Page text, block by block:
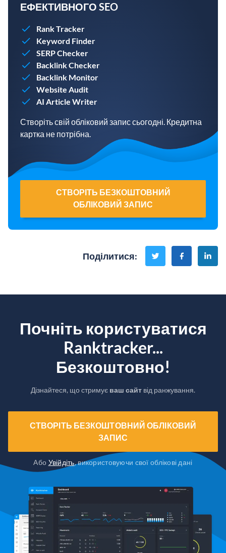
ЕФЕКТИВНОГО SEO
Rank Tracker
Keyword Finder
SERP Checker
Backlink Checker
Backlink Monitor
Website Audit
AI Article Writer
Створіть свій обліковий запис сьогодні. Кредитна
картка не потрібна.
СТВОРІТЬ БЕЗКОШТОВНИЙ
ОБЛІКОВИЙ ЗАПИС
Поділитися:
Почніть користуватися
Ranktracker...
Безкоштовно!
Дізнайтеся, що стримує ваш сайт від ранжування.
СТВОРІТЬ БЕЗКОШТОВНИЙ ОБЛІКОВИЙ
ЗАПИС
Або Увійдіть, використовуючи свої облікові дані